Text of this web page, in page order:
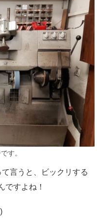
す。
言うと、ビックリする
ですよね！